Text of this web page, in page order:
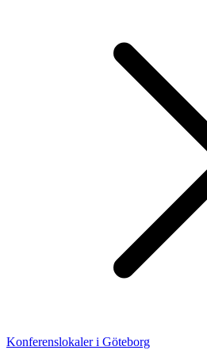
Konferenslokaler i Göteborg